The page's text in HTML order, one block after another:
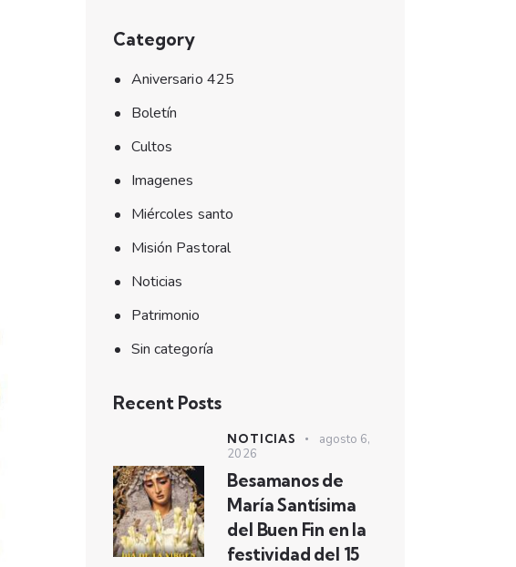
Category
Aniversario 425
Boletín
Cultos
Imagenes
Miércoles santo
Misión Pastoral
Noticias
Patrimonio
Sin categoría
Recent Posts
NOTICIAS
agosto 6,
2026
Besamanos de
María Santísima
del Buen Fin en la
festividad del 15